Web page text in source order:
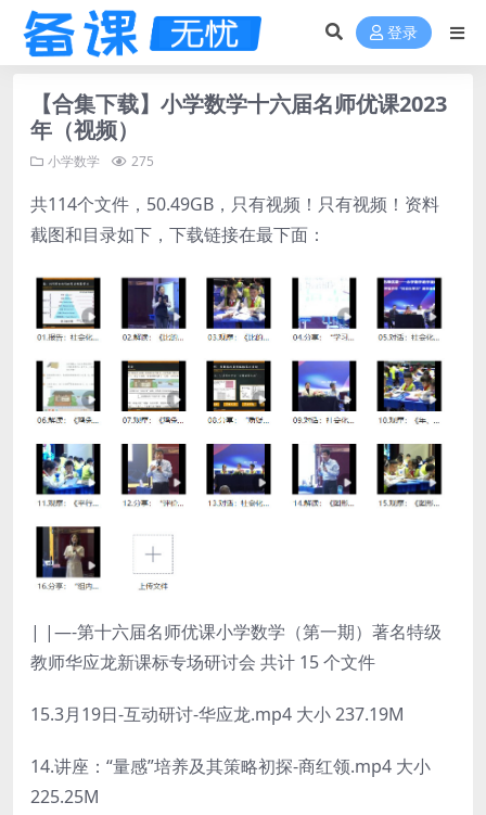
登录
【合集下载】小学数学十六届名师优课2023
年（视频）
小学数学 275
共114个文件，50.49GB，只有视频！只有视频！资料
截图和目录如下，下载链接在最下面：
| |—-第十六届名师优课小学数学（第一期）著名特级
教师华应龙新课标专场研讨会 共计 15 个文件
15.3月19日-互动研讨-华应龙.mp4 大小 237.19M
14.讲座：“量感”培养及其策略初探-商红领.mp4 大小
225.25M